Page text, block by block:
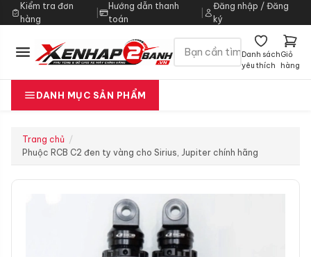
Kiểm tra đơn
hàng
|
Hướng dẫn thanh
toán
Đăng nhập / Đăng
ký
Danh sách
yêu thích
Giỏ
hàng
DANH MỤC SẢN PHẨM
Trang chủ
Phuộc RCB C2 đen ty vàng cho Sirius, Jupiter chính hãng